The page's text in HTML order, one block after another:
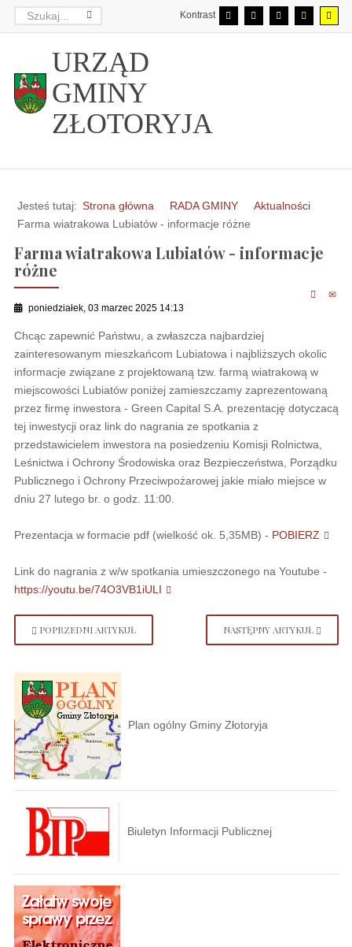
Kontrast
URZĄD
GMINY
ZŁOTORYJA
Jesteś tutaj: Strona główna RADA GMINY
Aktualności
Farma wiatrakowa Lubiatów - informacje różne
Farma wiatrakowa Lubiatów - informacje
różne
poniedziałek, 03 marzec 2025 14:13
Chcąc zapewnić Państwu, a zwłaszcza najbardziej
zainteresowanym mieszkańcom Lubiatowa i najbliższych okolic
informacje związane z projektowaną tzw. farmą wiatrakową w
miejscowości Lubiatów poniżej zamieszczamy zaprezentowaną
przez firmę inwestora - Green Capital S.A. prezentację dotyczacą
tej inwestycji oraz link do nagrania ze spotkania z
przedstawicielem inwestora na posiedzeniu Komisji Rolnictwa,
Leśnictwa i Ochrony Środowiska oraz Bezpieczeństwa, Porządku
Publicznego i Ochrony Przeciwpożarowej jakie miało miejsce w
dniu 27 lutego br. o godz. 11:00.
Prezentacja w formacie pdf (wielkość ok. 5,35MB) - POBIERZ
Link do nagrania z w/w spotkania umieszczonego na Youtube -
https://youtu.be/74O3VB1iULI
POPRZEDNI ARTYKUŁ NASTĘPNY ARTYKUŁ
Plan ogólny Gminy Złotoryja
Biuletyn Informacji Publicznej